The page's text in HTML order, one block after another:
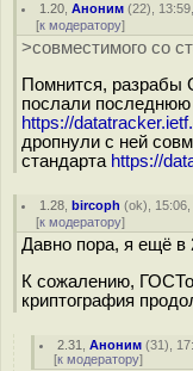
1.20 ,Аноним (22),
[к модератору]
>совместимого со
Помнится, разрабы
послали
https://
дропнули с ней
стандарта https://
1.28 ,bircoph (ok),
[к модератору]
Давно пора, я ещё в
К сожалению,
криптография
2.31 ,Аноним (31),
[к модератору]